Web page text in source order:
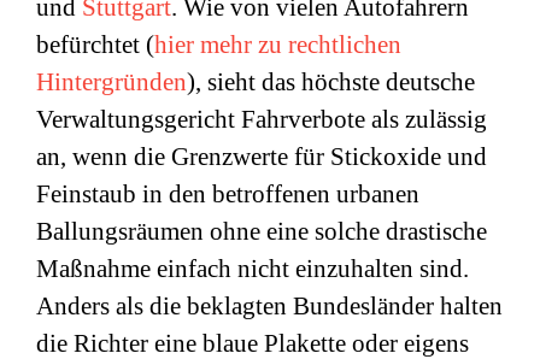
und Stuttgart. Wie von vielen Autofahrern
befürchtet (hier mehr zu rechtlichen
Hintergründen), sieht das höchste deutsche
Verwaltungsgericht Fahrverbote als zulässig
an, wenn die Grenzwerte für Stickoxide und
Feinstaub in den betroffenen urbanen
Ballungsräumen ohne eine solche drastische
Maßnahme einfach nicht einzuhalten sind.
Anders als die beklagten Bundesländer halten
die Richter eine blaue Plakette oder eigens